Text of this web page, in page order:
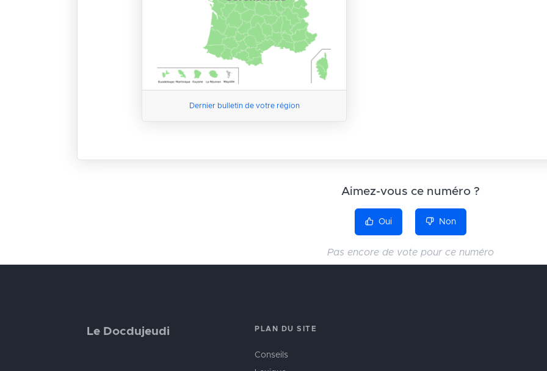
Dernier bulletin de votre région
Aimez-vous ce numéro ?
Oui Non
Pas encore de vote pour ce numéro
Le Docdujeudi PLAN DU SITE
Conseils